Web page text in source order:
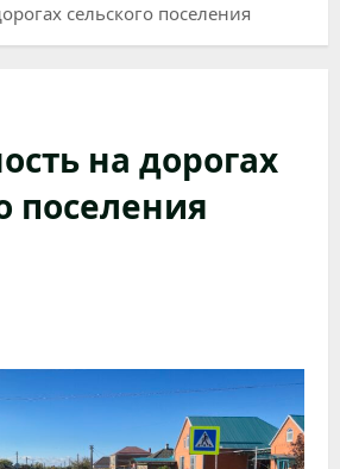
сельского поселения
на дорогах
поселения